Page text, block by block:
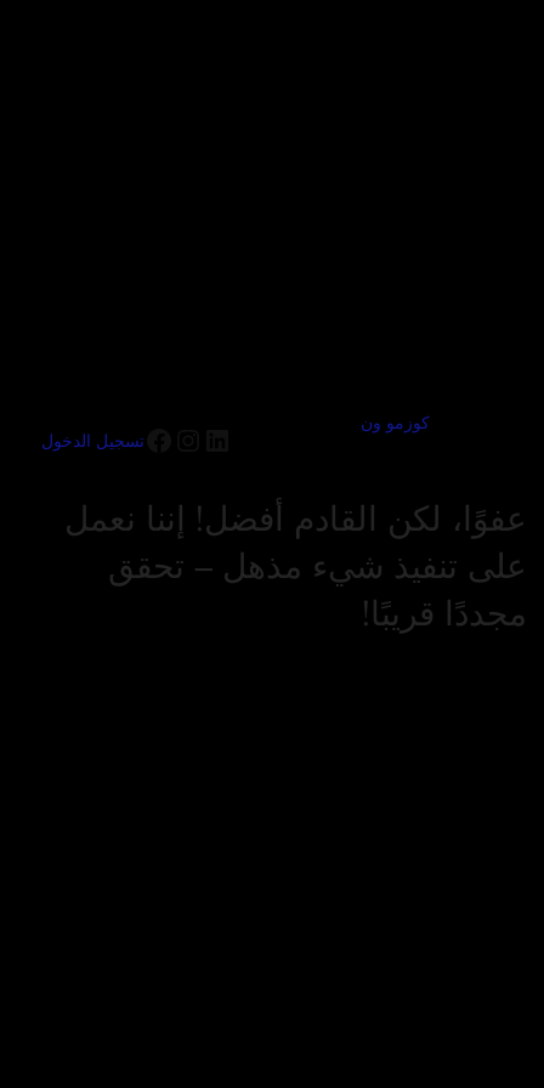
كوزمو ون
تسجيل الدخول
عفوًا، لكن القادم أفضل! إننا نعمل
على تنفيذ شيء مذهل – تحقق
مجددًا قريبًا!